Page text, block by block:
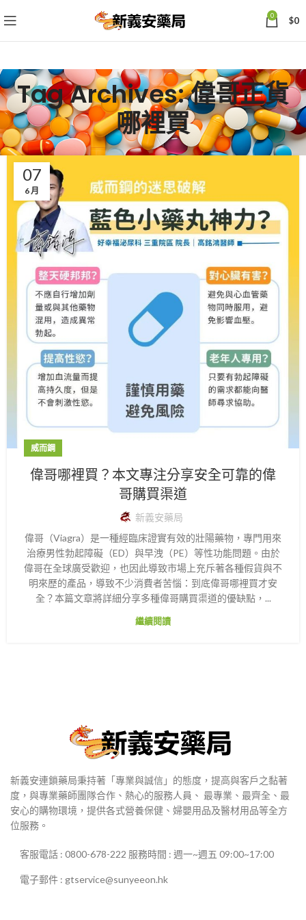
0 $0
Tag Archives: 偉哥正貨
哪裡買
07
6 月
威而鋼
偉哥哪裡買？本文專注分享安全可靠的偉
哥購買渠道
新義安藥局
偉哥（Viagra）是一種經臨床證實有效的壯陽藥物，專門用來
治療男性勃起障礙（ED）與早洩（PE）等性功能問題。由於
偉哥在全球廣受歡迎，也因此導致市場上充斥著各種假貨與不
明來歷的產品，導致不少消費者苦惱：到底偉哥哪裡買才安
全？本篇文章將詳細分享多種偉哥購買渠道的優缺點，...
繼續閱讀
新義安連鎖藥局秉持著「專業與誠信」的態度，提高與客戶之黏著
度，與專業藥師團隊合作、熱心的服務人員、 最專業、最齊全、最
安心的購物環境，提供各式營養保健、婦嬰用品及醫材用品等全方
位服務。
客服電話 : 0800-678-222 服務時間 : 週一~週五 09:00~17:00
電子郵件 : gtservice@sunyeeon.hk